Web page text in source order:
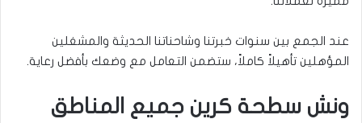
عند الجمع بين سنوات خبرتنا وشاحناتنا الحديثة والمشغلين
المؤهلين تأهيلاً كاملاً، ستضمن التعامل مع وضعك بأفضل رعاية.
ونش سطحة كرين جميع المناطق